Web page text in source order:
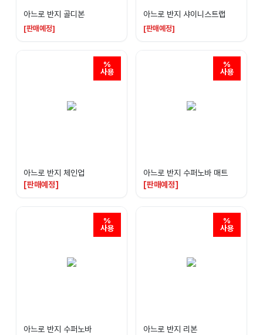
아느로 반지 골디본
[판매예정]
아느로 반지 샤이니스트랩
[판매예정]
아느로 반지 체인업
[판매예정]
아느로 반지 수퍼노바 매트
[판매예정]
아느로 반지 수퍼노바
아느로 반지 리본